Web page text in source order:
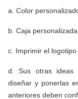
a. Color
b. Caja personalizada.
c. Imprimir el logotipo
d. Sus otras ideas
diseñar y ponerlas
anteriores deben